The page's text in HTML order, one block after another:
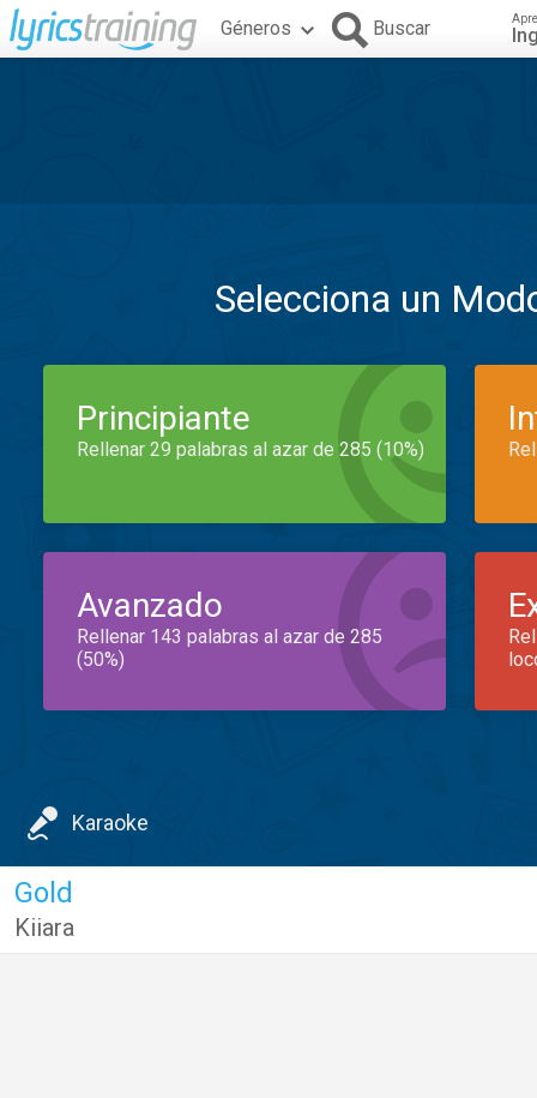
Géneros Buscar
Selecciona un
Principiante
Rellenar 29 palabras al azar de 285 (10%)
Avanzado
Rellenar 143 palabras al azar de 285
(50%)
Karaoke
Gold
Kiiara